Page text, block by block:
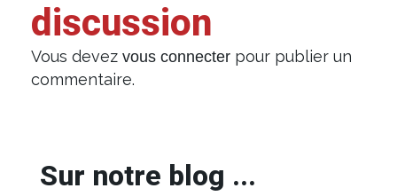
discussion
Vous devez vous connecter pour publier un
commentaire.
Sur notre blog ...